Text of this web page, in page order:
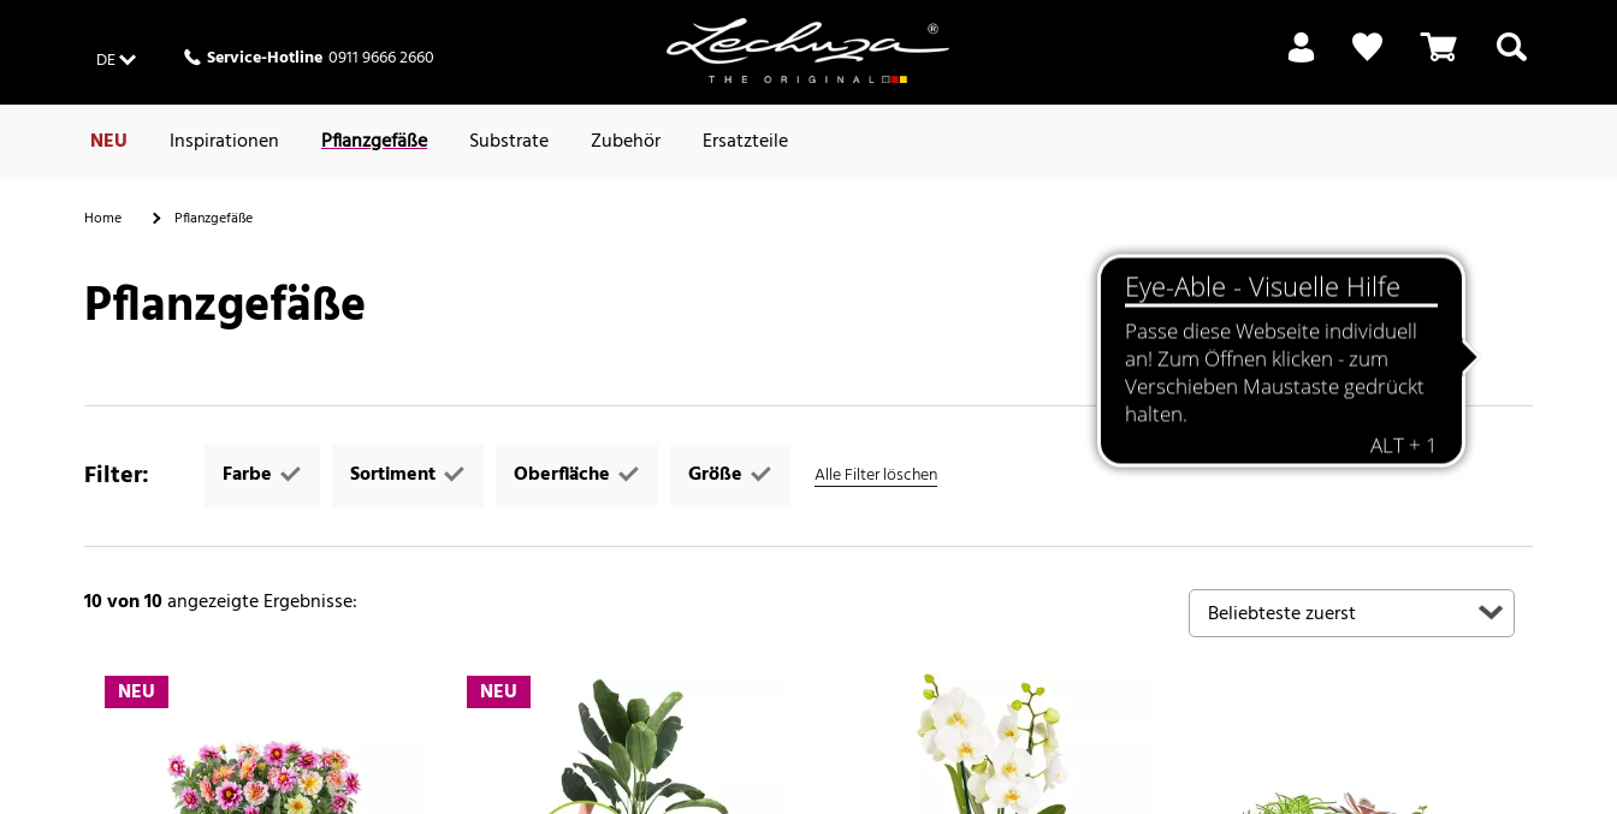
DE Service-Hotline 0911 9666 2660
NEU Inspirationen Pflanzgefäße Substrate Zubehör Ersatzteile
Suchen
Home Pflanzgefäße
Pflanzgefäße
Filter: Farbe Sortiment Oberfläche Größe Alle Filter löschen
10von 10angezeigte Ergebnisse:
NEU NEU